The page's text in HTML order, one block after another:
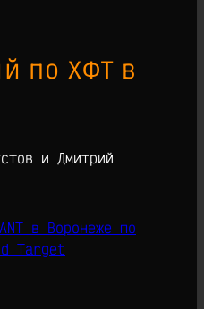
по ХФТ в
и Дмитрий